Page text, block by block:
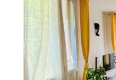
47,43 m
, 3 pièces
Ref : 2659
Appartement
172